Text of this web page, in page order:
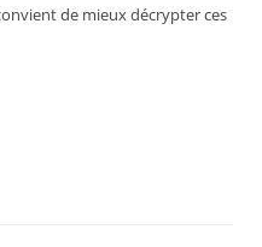
de mieux décrypter ces